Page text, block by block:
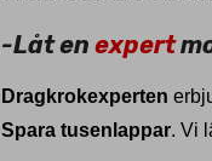
-Låt en expert
Dragkrokexperten
Spara tusenlappar. Vi